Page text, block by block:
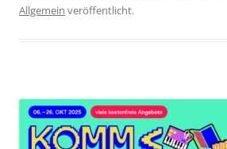
Allgemein veröffentlicht.